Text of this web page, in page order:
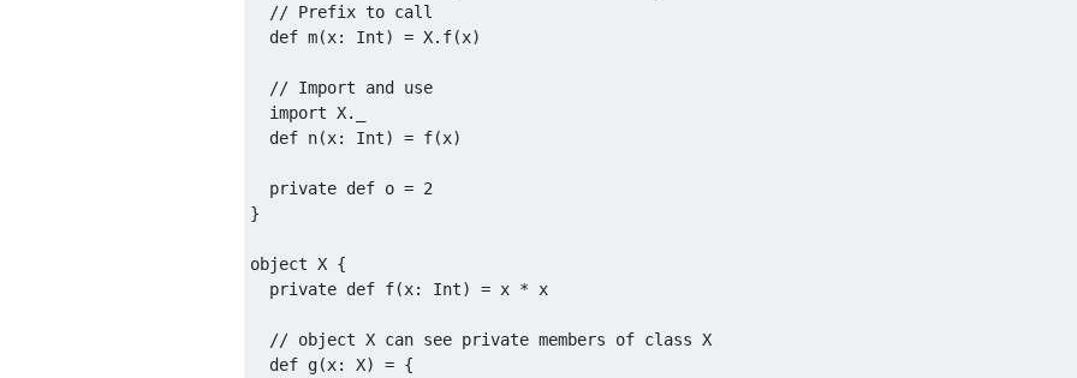
// Prefix to call
def m(x: Int) = X. f(x)
// Import and use
import X.
def n(x: Int) = f(x)
private def o = 2
}
object X {
private def f(x: Int) = x * x
// object X can see private members of class X
def g(x: X) = {